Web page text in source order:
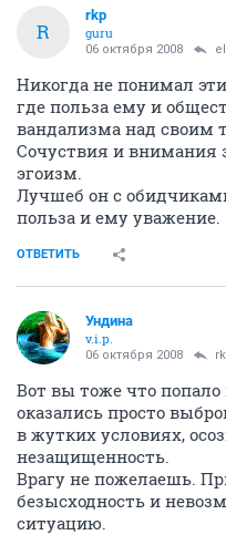
R
rkp
guru
06 октября 2008
Никогда не понимал
где польза ему и
вандализма над своим
Сочуствия и внимания
эгоизм.
Лучшеб он с
польза и ему уважение.
ОТВЕТИТЬ
Ундина
v.i.p.
06 октября 2008
Вот вы тоже что попало
оказались просто
в жутких условиях,
незащищенность.
Врагу не пожелаешь.
безысходность и
ситуацию.